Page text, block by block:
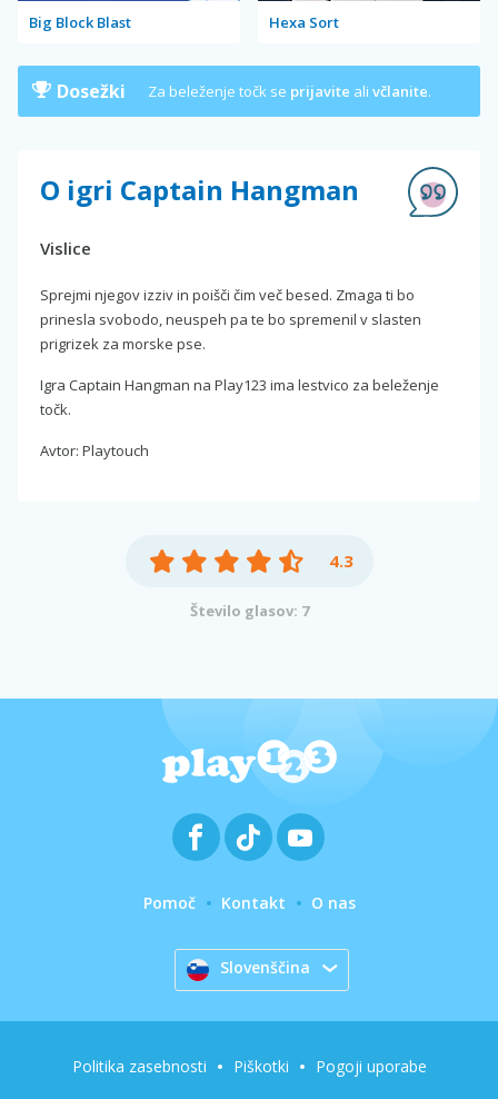
Big Block Blast Hexa Sort
Dosežki Za beleženje točk se prijavite ali včlanite.
O igri Captain Hangman
Vislice
Sprejmi njegov izziv in poišči čim več besed. Zmaga ti bo
prinesla svobodo, neuspeh pa te bo spremenil v slasten
prigrizek za morske pse.
Igra Captain Hangman na Play123 ima lestvico za beleženje
točk.
Avtor: Playtouch
4.3
Število glasov: 7
Pomoč Kontakt O nas
Slovenščina
Politika zasebnosti Piškotki Pogoji uporabe